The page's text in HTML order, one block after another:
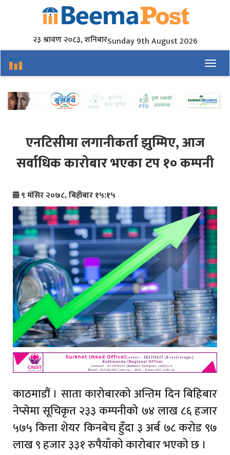
२३ श्रावण २०८३, शनिबारSunday 9th August 2026
एनटिसीमा लगानीकर्ता झुम्मिए, आज
सर्वाधिक कारोबार भएका टप १० कम्पनी
९ मंसिर २०७८, बिहीबार १५:१५
काठमाडौं । साता कारोबारको अन्तिम दिन बिहिबार
नेप्सेमा सूचिकृत २३३ कम्पनीको ७४ लाख ८६ हजार
५७५ कित्ता शेयर किनबेच हुँदा ३ अर्ब ७८ करोड ९७
लाख ९ हजार ३३१ रुपैयाँको कारोबार भएको छ ।